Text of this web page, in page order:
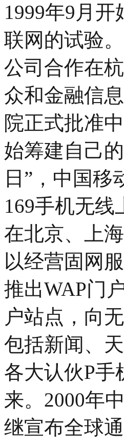
1999年9月
联网的试验
公司合作在
众和金融信
院正式批准
始筹建自己
日”，中国移
169手机无
在北京、上
以经营固网
推出WAP门
户站点，向
包括新闻、
各大认伙P手
来。2000年
继宣布全球